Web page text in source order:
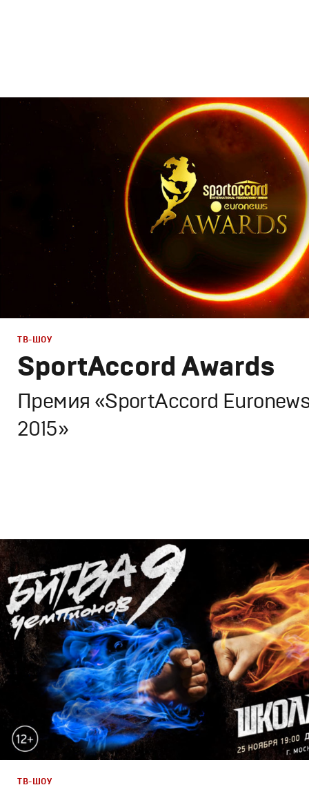
Дизайн
Графический дизайн Сет дизайн Моушн-дизайн,
SportAccord Awards
Премия «SportAccord
2015»
Брендинг
Спортивный брендинг,Графический дизайн ,Сет
Полный цикл,Промо
ТВ-ШОУ
ТВ-ШОУ